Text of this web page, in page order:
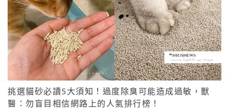
挑選貓砂必讀5大須知！過度除臭可能造成過敏，獸
醫：勿盲目相信網路上的人氣排行榜！